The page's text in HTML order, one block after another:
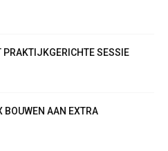
PRAKTIJKGERICHTE SESSIE
BOUWEN AAN EXTRA